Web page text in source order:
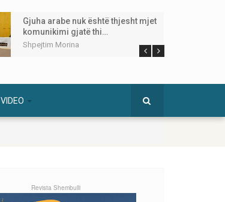
Gjuha arabe nuk është thjesht mjet
komunikimi gjatë thi…
Shpejtim Morina
VIDEO
Revista Shembulli